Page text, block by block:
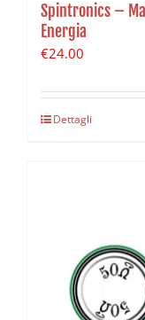
Spintronics –
Energia
€24.00
Dettagli